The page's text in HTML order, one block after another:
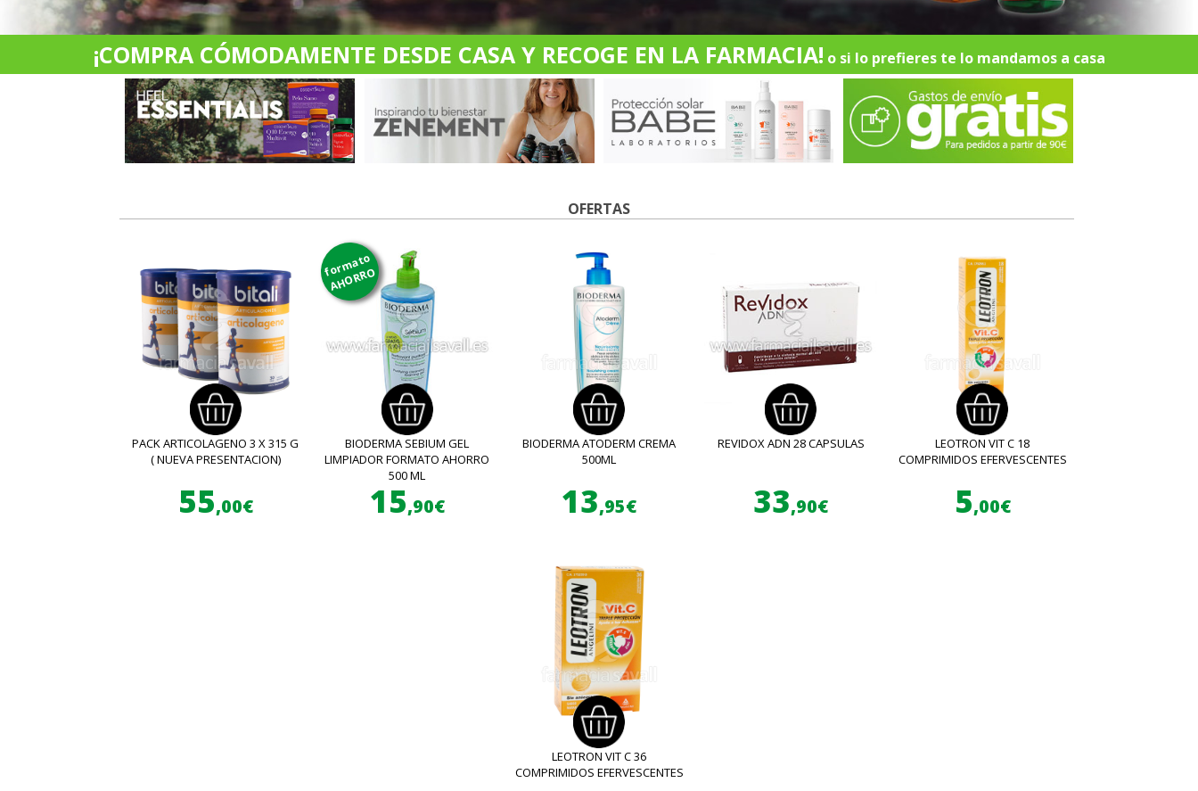
¡COMPRA CÓMODAMENTE DESDE CASA Y RECOGE EN LA FARMACIA! o si lo prefieres te lo mandamos a casa
OFERTAS
PACK ARTICOLAGENO 3 X 315 G
( NUEVA PRESENTACION)
55,00€
formato
AHORRO
BIODERMA SEBIUM GEL
LIMPIADOR FORMATO AHORRO
500 ML
15,90€
BIODERMA ATODERM CREMA
500ML
13,95€
REVIDOX ADN 28 CAPSULAS
33,90€
LEOTRON VIT C 18
COMPRIMIDOS EFERVESCENTES
5,00€
LEOTRON VIT C 36
COMPRIMIDOS EFERVESCENTES